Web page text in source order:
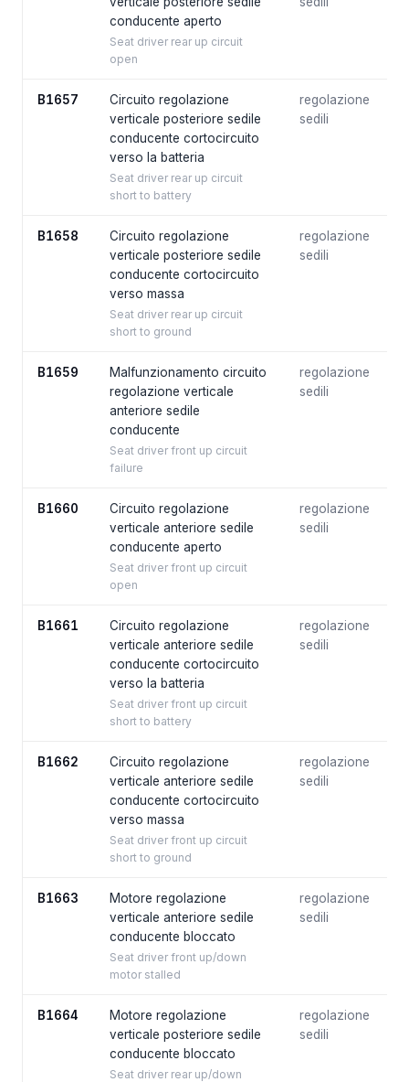
conducente aperto
Seat driver rear up circuit
open
B1657
Circuito regolazione
verticale posteriore sedile
conducente cortocircuito
verso la batteria
Seat driver rear up circuit
short to battery
regolazione
sedili
B1658
Circuito regolazione
verticale posteriore sedile
conducente cortocircuito
verso massa
Seat driver rear up circuit
short to ground
regolazione
sedili
B1659
Malfunzionamento circuito
regolazione verticale
anteriore sedile
conducente
Seat driver front up circuit
failure
regolazione
sedili
B1660
Circuito regolazione
verticale anteriore sedile
conducente aperto
Seat driver front up circuit
open
regolazione
sedili
B1661
Circuito regolazione
verticale anteriore sedile
conducente cortocircuito
verso la batteria
Seat driver front up circuit
short to battery
regolazione
sedili
B1662
Circuito regolazione
verticale anteriore sedile
conducente cortocircuito
verso massa
Seat driver front up circuit
short to ground
regolazione
sedili
B1663
Motore regolazione
verticale anteriore sedile
conducente bloccato
Seat driver front up/down
motor stalled
regolazione
sedili
B1664
Motore regolazione
verticale posteriore sedile
conducente bloccato
Seat driver rear up/down
regolazione
sedili